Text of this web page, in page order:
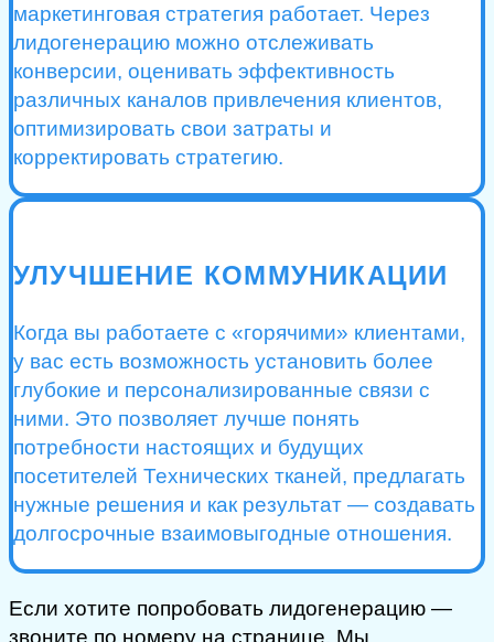
маркетинговая стратегия работает. Через
лидогенерацию можно отслеживать
конверсии, оценивать эффективность
различных каналов привлечения клиентов,
оптимизировать свои затраты и
корректировать стратегию.
УЛУЧШЕНИЕ КОММУНИКАЦИИ
Когда вы работаете с «горячими» клиентами,
у вас есть возможность установить более
глубокие и персонализированные связи с
ними. Это позволяет лучше понять
потребности настоящих и будущих
посетителей Технических тканей, предлагать
нужные решения и как результат — создавать
долгосрочные взаимовыгодные отношения.
Если хотите попробовать лидогенерацию —